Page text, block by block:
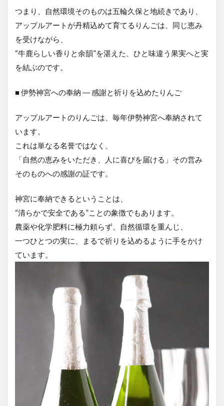
つまり、自然環境そのものは五輪久保と地続きであり、
アップルアートが丹精込めて育てるりんごは、同じ恵み
を受けながら、
“牛鹿らしい香りと余韻”を湛えた、ひと味違う果実へと実
を結ぶのです。
■ 伊勢神宮への奉納 ― 感謝と祈りを込めたりんご
アップルアートのりんごは、毎年伊勢神宮へ奉納されて
います。
これは単なる名誉ではなく、
「自然の恵みをいただき、人に喜びを届ける」その営み
そのものへの感謝の証です。
神宮に奉納できるということは、
“清らかで安全である”ことの象徴でもあります。
農薬や化学肥料に極力頼らず、自然循環を重んじ、
一つひとつの実に、まるで祈りを込めるように手をかけ
ています。